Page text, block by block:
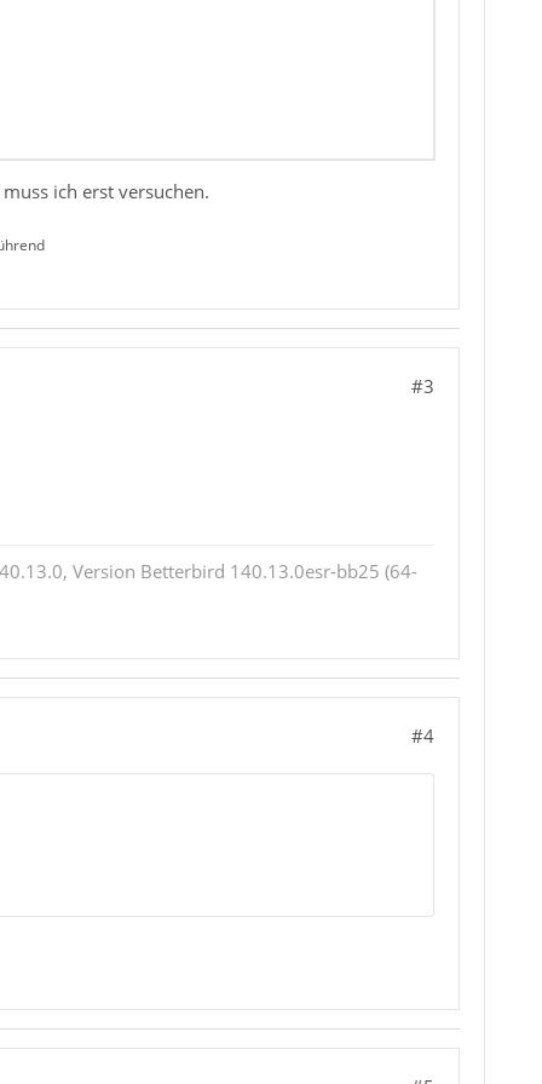
ich erst versuchen.
#3
Version Betterbird 140.13.0esr-bb25 (64-
#4